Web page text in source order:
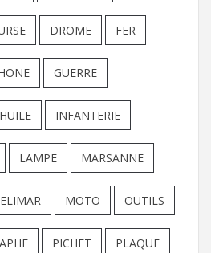
DROME FER
GUERRE
HUILE INFANTERIE
LAMPE MARSANNE
MOTO OUTILS
PICHET PLAQUE